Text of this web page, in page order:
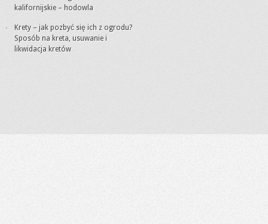
kalifornijskie – hodowla
Krety – jak pozbyć się ich z ogrodu?
Sposób na kreta, usuwanie i
likwidacja kretów